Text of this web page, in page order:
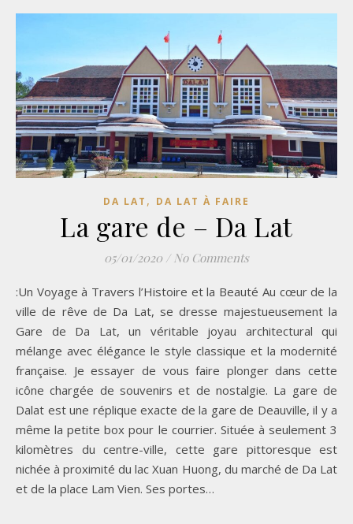
DA LAT , DA LAT À FAIRE
La gare de – Da Lat
05/01/2020 / No Comments
:Un Voyage à Travers l’Histoire et la Beauté Au cœur de la
ville de rêve de Da Lat, se dresse majestueusement la
Gare de Da Lat, un véritable joyau architectural qui
mélange avec élégance le style classique et la modernité
française. Je essayer de vous faire plonger dans cette
icône chargée de souvenirs et de nostalgie. La gare de
Dalat est une réplique exacte de la gare de Deauville, il y a
même la petite box pour le courrier. Située à seulement 3
kilomètres du centre-ville, cette gare pittoresque est
nichée à proximité du lac Xuan Huong, du marché de Da Lat
et de la place Lam Vien. Ses portes…